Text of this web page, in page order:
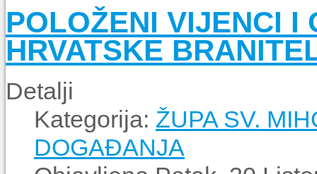
Događanja
POLOŽENI VIJENCI I
HRVATSKE
Detalji
Kategorija: ŽUPA SV.
DOGAĐANJA